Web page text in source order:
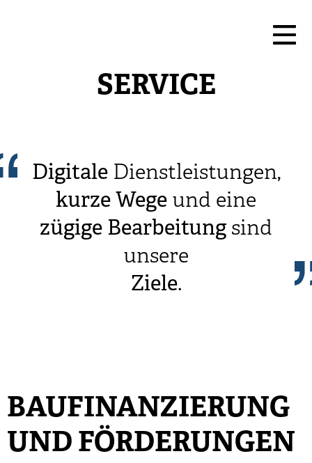
SERVICE
DigitaleDienstleistungen,
kurzeWege und eine
zügige Bearbeitung sind
unsere
Ziele.
BAUFINANZIERUNG
UND FÖRDERUNGEN